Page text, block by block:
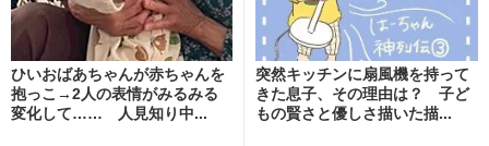
ひいおばあちゃんが赤ちゃんを
抱っこ→2人の表情がみるみる
変化して…… 人見知り中...
突然キッチンに扇風機を持って
きた息子、その理由は？ 子ど
もの賢さと優しさ描いた描...